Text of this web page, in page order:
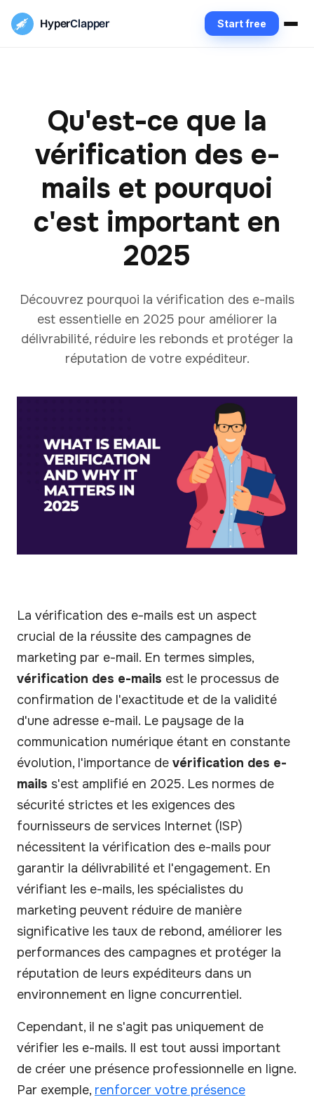
HyperClapper Start free
Qu'est-ce que la
vérification des e-
mails et pourquoi
c'est important en
2025
Découvrez pourquoi la vérification des e-mails
est essentielle en 2025 pour améliorer la
délivrabilité, réduire les rebonds et protéger la
réputation de votre expéditeur.
La vérification des e-mails est un aspect
crucial de la réussite des campagnes de
marketing par e-mail. En termes simples,
vérification des e-mails est le processus de
confirmation de l'exactitude et de la validité
d'une adresse e-mail. Le paysage de la
communication numérique étant en constante
évolution, l'importance de vérification des e-
mails s'est amplifié en 2025. Les normes de
sécurité strictes et les exigences des
fournisseurs de services Internet (ISP)
nécessitent la vérification des e-mails pour
garantir la délivrabilité et l'engagement. En
vérifiant les e-mails, les spécialistes du
marketing peuvent réduire de manière
significative les taux de rebond, améliorer les
performances des campagnes et protéger la
réputation de leurs expéditeurs dans un
environnement en ligne concurrentiel.
Cependant, il ne s'agit pas uniquement de
vérifier les e-mails. Il est tout aussi important
de créer une présence professionnelle en ligne.
Par exemple, renforcer votre présence